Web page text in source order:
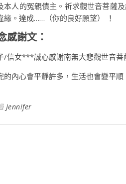
本人的冤親債主。祈求觀世音菩薩
緣。達成……（你的良好願望） ！
感謝文：
/信女***誠心感謝南無大悲觀世音菩
的內心會平靜許多，生活也會變平順
Jennifer